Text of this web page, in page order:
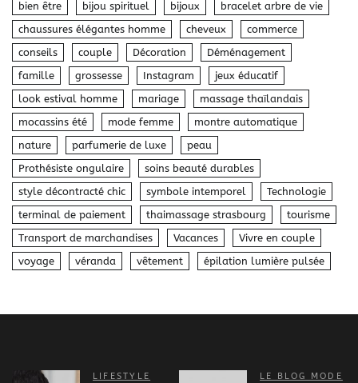
bien être
bijou spirituel bijoux
bracelet arbre de vie
chaussures élégantes homme
cheveux
commerce
conseils
couple Décoration
Déménagement
famille
grossesse Instagram
jeux éducatif
look estival homme
mariage
massage thaïlandais
mocassins été
mode femme
montre automatique
nature
parfumerie de luxe
peau
Prothésiste ongulaire
soins beauté durables
style décontracté chic
symbole intemporel
Technologie
terminal de paiement
thaimassage strasbourg
tourisme
Transport de marchandises
Vacances
Vivre en couple
voyage
véranda vêtement épilation lumière pulsée
LIFESTYLE
LE BLOG MODE